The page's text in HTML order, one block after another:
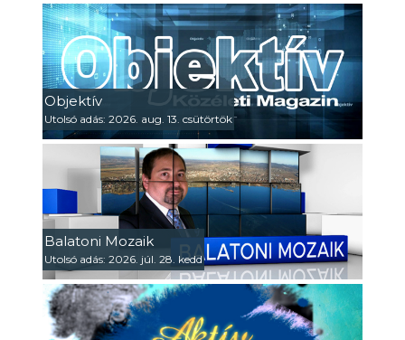
Objektív
Utolsó adás: 2026. aug. 13. csütörtök
Balatoni Mozaik
Utolsó adás: 2026. júl. 28. kedd